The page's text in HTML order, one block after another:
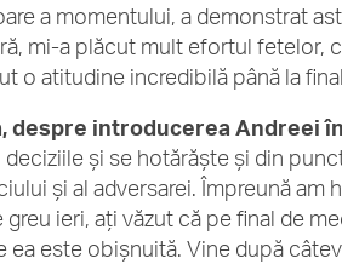
a momentului, a demonstrat
mi-a plăcut mult efortul fetelor,
o atitudine incredibilă până la
despre introducerea Andreei
deciziile și se hotărăște și din
și al adversarei. Împreună am
greu ieri, ați văzut că pe final de
ea este obișnuită. Vine după